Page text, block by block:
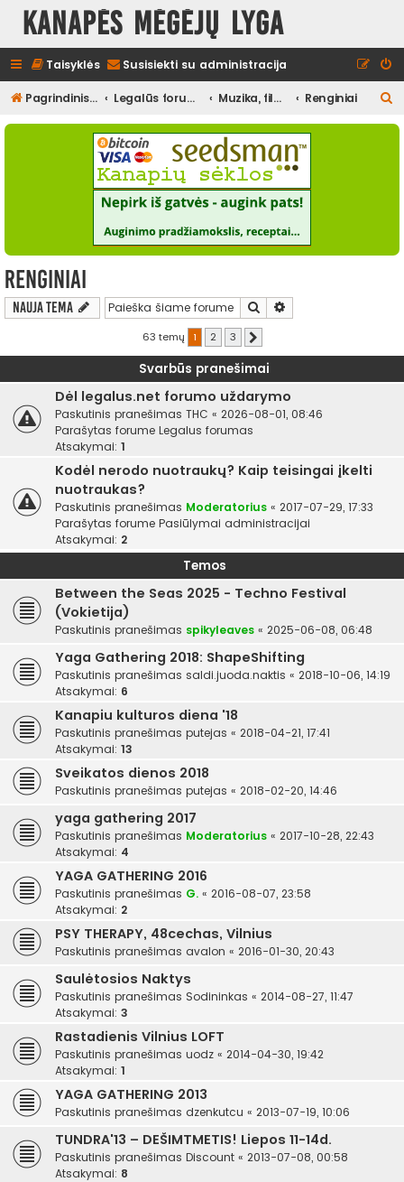
Kanapės mėgėjų lyga
Taisyklės Susisiekti su administracija
Pagrindinis diskusijų puslapis Legalūs forumai Muzika, filmai ir kita media, pramogos Renginiai
e
Renginiai
Nauja tema Ieškoti
63 temų 1 2 3
Svarbūs pranešimai
Dėl legalus.net forumo uždarymo
Paskutinis pranešimas THC « 2026-08-01, 08:46
Parašytas forume Legalus forumas
Atsakymai: 1
Kodėl nerodo nuotraukų? Kaip teisingai įkelti
nuotraukas?
Paskutinis pranešimas Moderatorius « 2017-07-29, 17:33
Parašytas forume Pasiūlymai administracijai
Atsakymai: 2
Temos
Between the Seas 2025 - Techno Festival
(Vokietija)
Paskutinis pranešimas spikyleaves « 2025-06-08, 06:48
Yaga Gathering 2018: ShapeShifting
Paskutinis pranešimas saldi.juoda.naktis « 2018-10-06, 14:19
Atsakymai: 6
Kanapiu kulturos diena '18
Paskutinis pranešimas putejas « 2018-04-21, 17:41
Atsakymai: 13
Sveikatos dienos 2018
Paskutinis pranešimas putejas « 2018-02-20, 14:46
yaga gathering 2017
Paskutinis pranešimas Moderatorius « 2017-10-28, 22:43
Atsakymai: 4
YAGA GATHERING 2016
Paskutinis pranešimas G. « 2016-08-07, 23:58
Atsakymai: 2
PSY THERAPY, 48cechas, Vilnius
Paskutinis pranešimas avalon « 2016-01-30, 20:43
Saulėtosios Naktys
Paskutinis pranešimas Sodininkas « 2014-08-27, 11:47
Atsakymai: 3
Rastadienis Vilnius LOFT
Paskutinis pranešimas uodz « 2014-04-30, 19:42
Atsakymai: 1
YAGA GATHERING 2013
Paskutinis pranešimas dzenkutcu « 2013-07-19, 10:06
TUNDRA'13 – DEŠIMTMETIS! Liepos 11-14d.
Paskutinis pranešimas Discount « 2013-07-08, 00:58
Atsakymai: 8